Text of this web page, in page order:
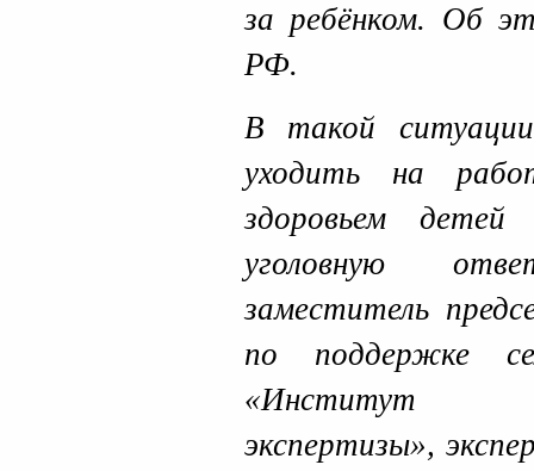
за ребёнком. Об
РФ.
В такой
уходить на
здоровьем
уголовную
заместитель
по поддержке
«Институт
экспертизы»,